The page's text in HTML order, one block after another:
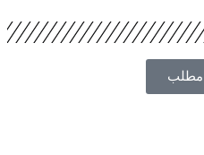
مطلب